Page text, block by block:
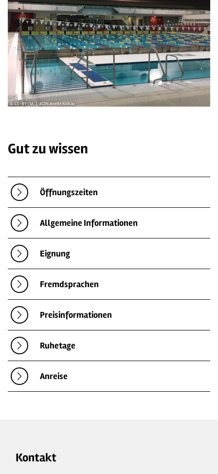
© CC-BY-SA | BLTM Anette Kolkau
Gut zu wissen
Öffnungszeiten
Allgemeine Informationen
Eignung
Fremdsprachen
Preisinformationen
Ruhetage
Anreise
Kontakt